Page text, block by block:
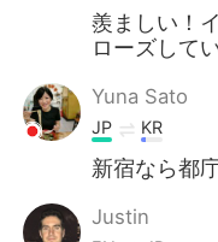
羨ましい！
ローズして
Yuna Sato
JP KR
新宿なら都
Justin